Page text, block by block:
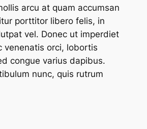
arcu at quam accumsan
porttitor libero felis, in
vel. Donec ut imperdiet
venenatis orci, lobortis
congue varius dapibus.
nunc, quis rutrum